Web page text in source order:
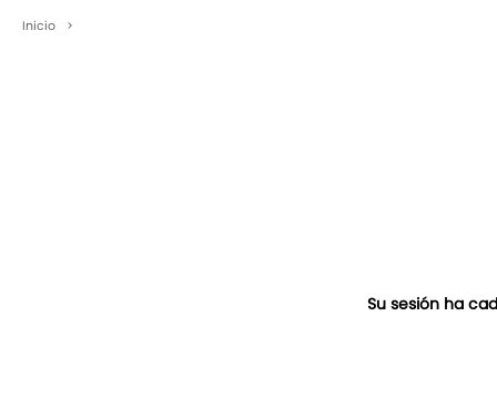
Inicio >
Su sesión ha